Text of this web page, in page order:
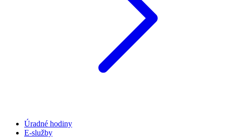
Úradné hodiny
E-služby